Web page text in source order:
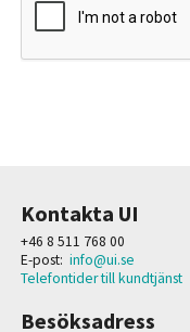
Kontakta UI
+46 8 511 768 00
E-post: info@ui.se
Telefontider till kundtjänst
Besöksadress